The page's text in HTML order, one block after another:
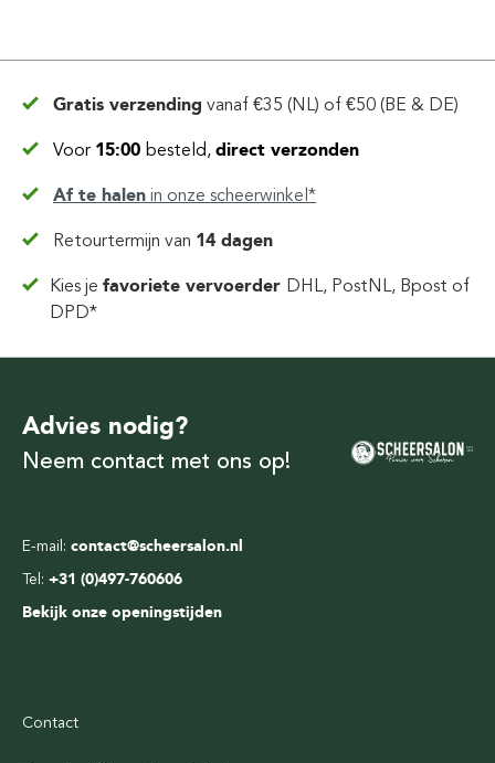
Gratis verzending vanaf €35 (NL) of €50 (BE & DE)
Voor 15:00 besteld, direct verzonden
Af te halen in onze scheerwinkel*
Retourtermijn van 14 dagen
Kies jefavoriete vervoerder DHL, PostNL, Bpost of
DPD*
E-mail: contact@scheersalon.nl
Tel: +31 (0)497-760606
Bekijk onze openingstijden
Advies nodig?
Neem contact met ons op!
Contact